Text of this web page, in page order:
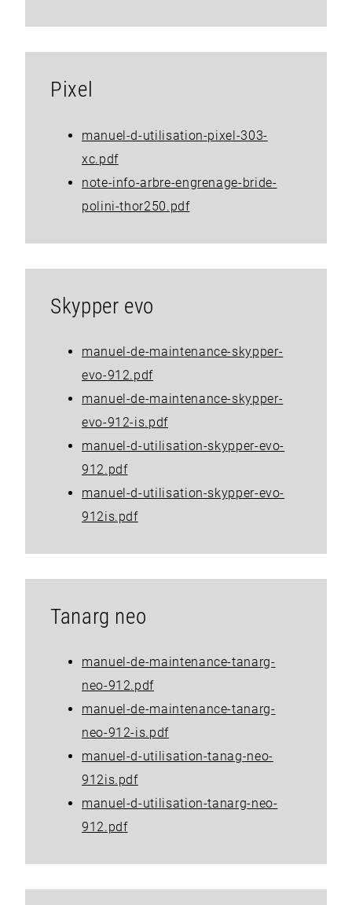
Pixel
manuel-d-utilisation-pixel-303-
xc.pdf
note-info-arbre-engrenage-bride-
polini-thor250.pdf
Skypper evo
manuel-de-maintenance-skypper-
evo-912.pdf
manuel-de-maintenance-skypper-
evo-912-is.pdf
manuel-d-utilisation-skypper-evo-
912.pdf
manuel-d-utilisation-skypper-evo-
912is.pdf
Tanarg neo
manuel-de-maintenance-tanarg-
neo-912.pdf
manuel-de-maintenance-tanarg-
neo-912-is.pdf
manuel-d-utilisation-tanag-neo-
912is.pdf
manuel-d-utilisation-tanarg-neo-
912.pdf